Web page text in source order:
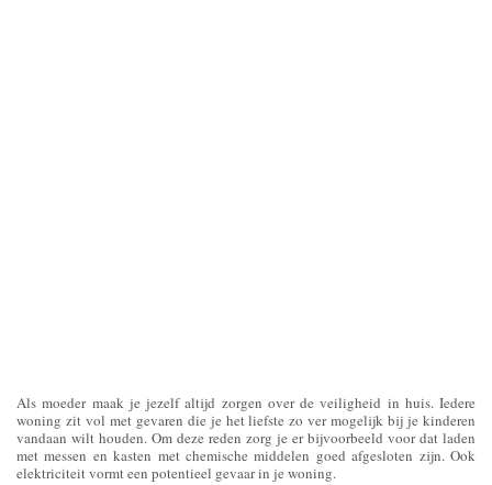
Als moeder maak je jezelf altijd zorgen over de veiligheid in huis. Iedere
woning zit vol met gevaren die je het liefste zo ver mogelijk bij je kinderen
vandaan wilt houden. Om deze reden zorg je er bijvoorbeeld voor dat laden
met messen en kasten met chemische middelen goed afgesloten zijn. Ook
elektriciteit vormt een potentieel gevaar in je woning.